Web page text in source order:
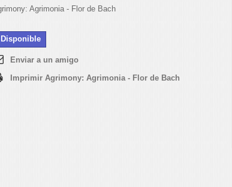
Agrimonia - Flor de Bach
Disponible
Enviar a un amigo
Imprimir Agrimony: Agrimonia - Flor de Bach